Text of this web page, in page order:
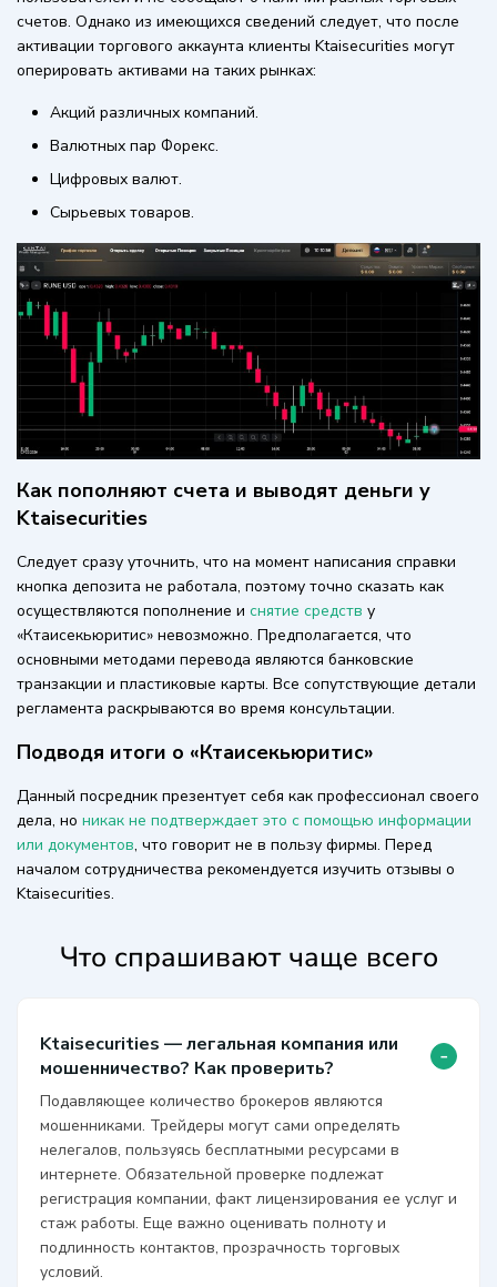
счетов. Однако из имеющихся сведений следует, что после
активации торгового аккаунта клиенты Ktaisecurities могут
оперировать активами на таких рынках:
Акций различных компаний.
Валютных пар Форекс.
Цифровых валют.
Сырьевых товаров.
Как пополняют счета и выводят деньги у
Ktaisecurities
Следует сразу уточнить, что на момент написания справки
кнопка депозита не работала, поэтому точно сказать как
осуществляются пополнение и снятие средств у
«Ктаисекьюритис» невозможно. Предполагается, что
основными методами перевода являются банковские
транзакции и пластиковые карты. Все сопутствующие детали
регламента раскрываются во время консультации.
Подводя итоги о «Ктаисекьюритис»
Данный посредник презентует себя как профессионал своего
дела, но никак не подтверждает это с помощью информации
или документов, что говорит не в пользу фирмы. Перед
началом сотрудничества рекомендуется изучить отзывы о
Ktaisecurities.
Что спрашивают чаще всего
Ktaisecurities — легальная компания или
мошенничество? Как проверить?
-
Подавляющее количество брокеров являются
мошенниками. Трейдеры могут сами определять
нелегалов, пользуясь бесплатными ресурсами в
интернете. Обязательной проверке подлежат
регистрация компании, факт лицензирования ее услуг и
стаж работы. Еще важно оценивать полноту и
подлинность контактов, прозрачность торговых
условий.